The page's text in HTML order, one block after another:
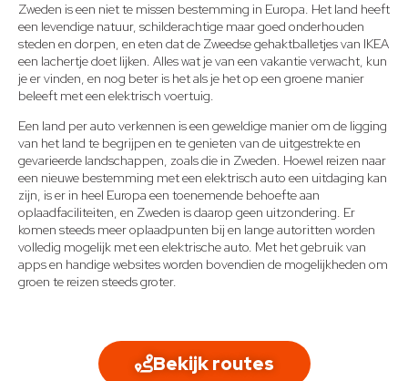
Zweden is een niet te missen bestemming in Europa. Het land heeft
een levendige natuur, schilderachtige maar goed onderhouden
steden en dorpen, en eten dat de Zweedse gehaktballetjes van IKEA
een lachertje doet lijken. Alles wat je van een vakantie verwacht, kun
je er vinden, en nog beter is het als je het op een groene manier
beleeft met een elektrisch voertuig.
Een land per auto verkennen is een geweldige manier om de ligging
van het land te begrijpen en te genieten van de uitgestrekte en
gevarieerde landschappen, zoals die in Zweden. Hoewel reizen naar
een nieuwe bestemming met een elektrisch auto een uitdaging kan
zijn, is er in heel Europa een toenemende behoefte aan
oplaadfaciliteiten, en Zweden is daarop geen uitzondering. Er
komen steeds meer oplaadpunten bij en lange autoritten worden
volledig mogelijk met een elektrische auto. Met het gebruik van
apps en handige websites worden bovendien de mogelijkheden om
groen te reizen steeds groter.
Bekijk routes